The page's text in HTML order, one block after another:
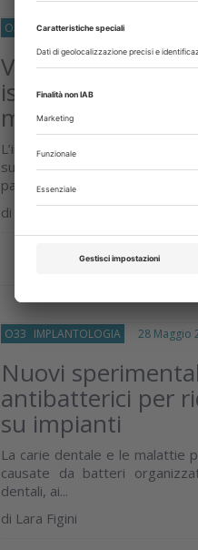
O33 ENDODONZIA 31 Marzo 2021
Valutazione della
istmi e canali
modalità di
L’irrigazione canalare è uno
suo scopo principale è
parete del...
di
Approfondisci
O33 IMPLANTOLOGIA 28 Maggio
Nuovi
antibatterici per
su impianti
La carie dentale e le malattie
causate da batteri
dentali, ai...
di Lara Figini